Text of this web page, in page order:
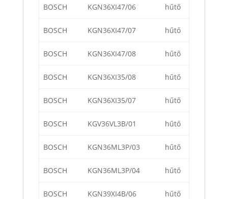
BOSCH KGN36XI47/06 hűtő
BOSCH KGN36XI47/07 hűtő
BOSCH KGN36XI47/08 hűtő
BOSCH KGN36XI35/08 hűtő
BOSCH KGN36XI35/07 hűtő
BOSCH KGV36VL3B/01 hűtő
BOSCH KGN36ML3P/03 hűtő
BOSCH KGN36ML3P/04 hűtő
BOSCH KGN39XI4B/06 hűtő